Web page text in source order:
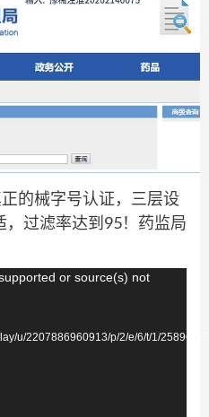
的械字号认证，三层设
过滤率达到95！药监局
or source(s) not
u/2207886960913/p/2/e/6/t/1/